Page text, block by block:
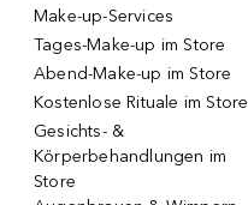
Make-up-Services
Tages-Make-up im Store
Abend-Make-up im Store
Kostenlose Rituale im Store
Gesichts- &
Körperbehandlungen im
Store